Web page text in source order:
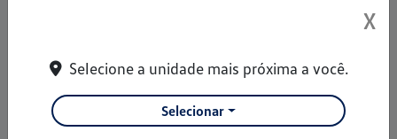
Declaro que li e concordo com os termos da
Privacidade
X
Selecione a unidade mais próxima a você.
Selecionar